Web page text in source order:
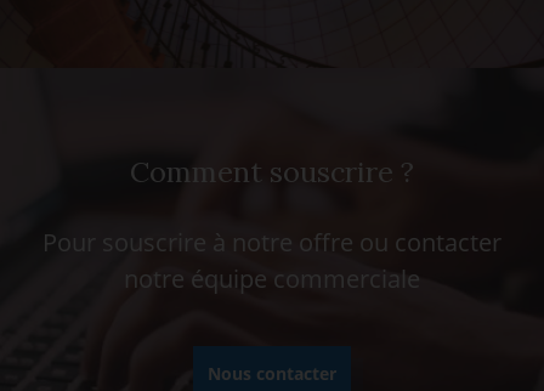
Comment souscrire ?
Pour souscrire à notre offre ou contacter
notre équipe commerciale
Nous contacter